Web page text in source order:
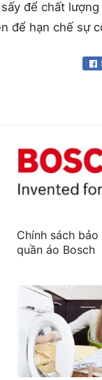
để chất lượng
để hạn chế sự
Chính sách
quần áo Bosch